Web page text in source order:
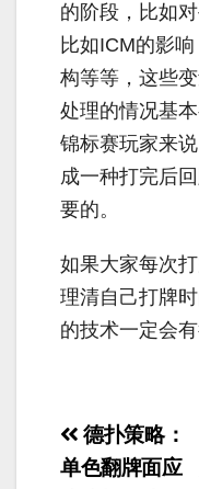
的阶段，比如
比如ICM的影
构等等，这些
处理的情况基
锦标赛玩家来
成一种打完后
要的。
如果大家每次
理清自己打牌
的技术一定会有
文
章
德扑策略：
单色翻牌面应